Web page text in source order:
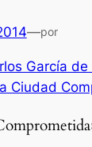
—por
García de
Ciudad